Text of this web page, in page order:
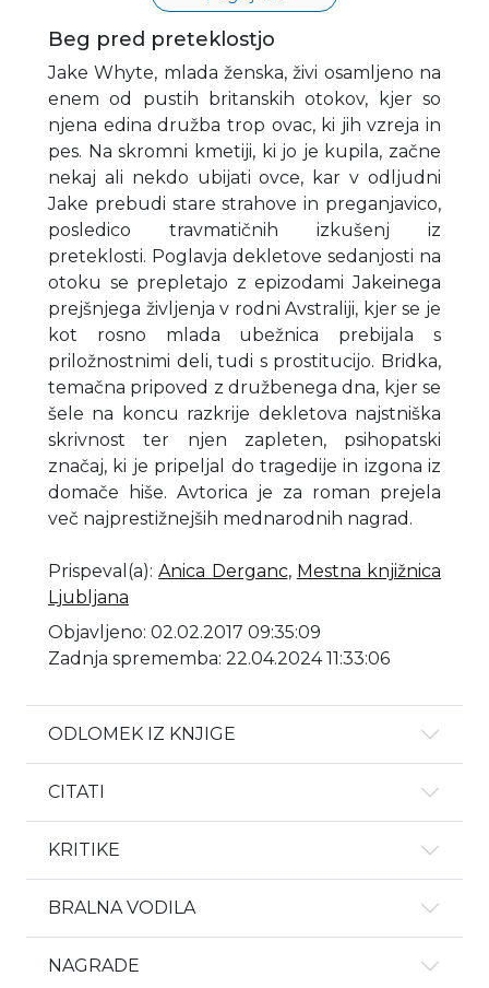
Beg pred preteklostjo
Jake Whyte, mlada ženska, živi osamljeno na
enem od pustih britanskih otokov, kjer so
njena edina družba trop ovac, ki jih vzreja in
pes. Na skromni kmetiji, ki jo je kupila, začne
nekaj ali nekdo ubijati ovce, kar v odljudni
Jake prebudi stare strahove in preganjavico,
posledico travmatičnih izkušenj iz
preteklosti. Poglavja dekletove sedanjosti na
otoku se prepletajo z epizodami Jakeinega
prejšnjega življenja v rodni Avstraliji, kjer se je
kot rosno mlada ubežnica prebijala s
priložnostnimi deli, tudi s prostitucijo. Bridka,
temačna pripoved z družbenega dna, kjer se
šele na koncu razkrije dekletova najstniška
skrivnost ter njen zapleten, psihopatski
značaj, ki je pripeljal do tragedije in izgona iz
domače hiše. Avtorica je za roman prejela
več najprestižnejših mednarodnih nagrad.
Prispeval(a):Anica Derganc, Mestna knjižnica
Ljubljana
Objavljeno: 02.02.2017 09:35:09
Zadnja sprememba: 22.04.2024 11:33:06
ODLOMEK IZ KNJIGE
CITATI
KRITIKE
BRALNA VODILA
NAGRADE